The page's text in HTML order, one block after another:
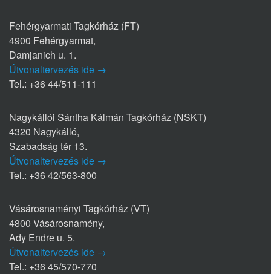
Fehérgyarmati Tagkórház (FT)
4900 Fehérgyarmat,
Damjanich u. 1.
Útvonaltervezés ide →
Tel.: +36 44/511-111
Nagykállói Sántha Kálmán Tagkórház (NSKT)
4320 Nagykálló,
Szabadság tér 13.
Útvonaltervezés ide →
Tel.: +36 42/563-800
Vásárosnaményi Tagkórház (VT)
4800 Vásárosnamény,
Ady Endre u. 5.
Útvonaltervezés ide →
Tel.: +36 45/570-770